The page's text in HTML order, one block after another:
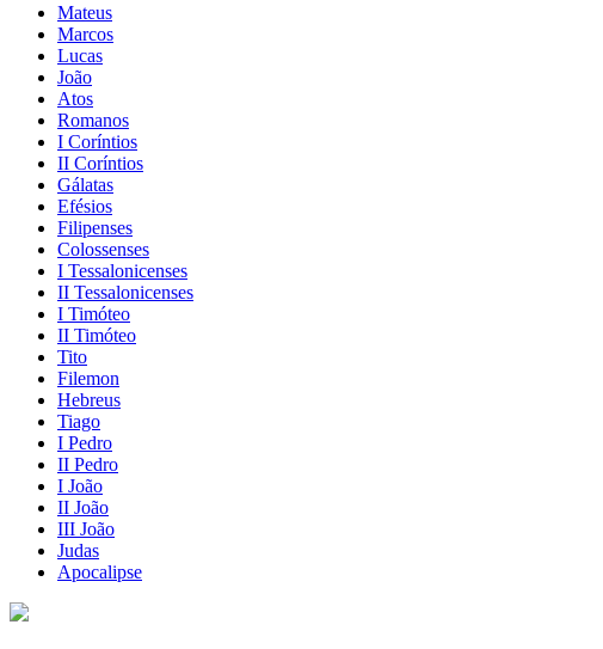
Mateus
Marcos
Lucas
João
Atos
Romanos
I Coríntios
II Coríntios
Gálatas
Efésios
Filipenses
Colossenses
I Tessalonicenses
II Tessalonicenses
I Timóteo
II Timóteo
Tito
Filemon
Hebreus
Tiago
I Pedro
II Pedro
I João
II João
III João
Judas
Apocalipse